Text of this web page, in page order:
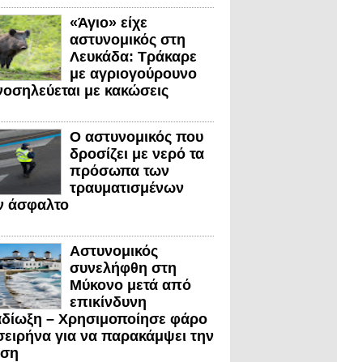
«Άγιο» είχε
αστυνομικός στη
Λευκάδα: Τράκαρε
με αγριογούρουνο
με κακώσεις
Ο αστυνομικός που
δροσίζει με νερό τα
πρόσωπα των
τραυματισμένων
άσφαλτο
Αστυνομικός
συνελήφθη στη
Μύκονο μετά από
επικίνδυνη
– Χρησιμοποίησε φάρο
για να παρακάμψει την